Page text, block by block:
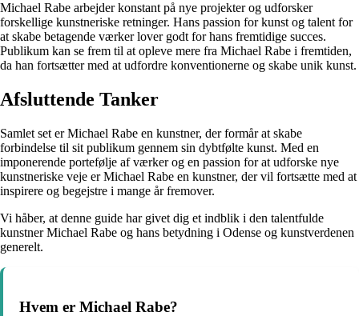
Michael Rabe arbejder konstant på nye projekter og udforsker
forskellige kunstneriske retninger. Hans passion for kunst og talent for
at skabe betagende værker lover godt for hans fremtidige succes.
Publikum kan se frem til at opleve mere fra Michael Rabe i fremtiden,
da han fortsætter med at udfordre konventionerne og skabe unik kunst.
Afsluttende Tanker
Samlet set er Michael Rabe en kunstner, der formår at skabe
forbindelse til sit publikum gennem sin dybtfølte kunst. Med en
imponerende portefølje af værker og en passion for at udforske nye
kunstneriske veje er Michael Rabe en kunstner, der vil fortsætte med at
inspirere og begejstre i mange år fremover.
Vi håber, at denne guide har givet dig et indblik i den talentfulde
kunstner Michael Rabe og hans betydning i Odense og kunstverdenen
generelt.
Hvem er Michael Rabe?